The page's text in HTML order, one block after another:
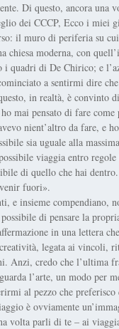
Di questo, ancora una
dei CCCP, Ecco i
il muro di periferia su
moderna, con
i quadri di De Chirico; e
a sentirmi dire
in realtà, è
mai pensato di fare
nient’altro da fare, e
sia uguale alla
viaggia entro
di quello che hai
fuori».
e insieme compendiano,
di pensare la
in una lettera
legata ai vincoli,
credo che l’ultima
l’arte, un modo per
al pezzo che
è ovviamente
volta parli di te – ai